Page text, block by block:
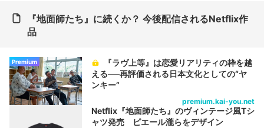
『地面師たち』に続くか？ 今後配信されるNetflix作
品
Premium
『ラヴ上等』は恋愛リアリティの枠を越
える──再評価される日本文化としての“ヤ
ンキー”
premium.kai-you.net
Netflix『地面師たち』のヴィンテージ風Tシ
ャツ発売 ピエール瀧らをデザイン